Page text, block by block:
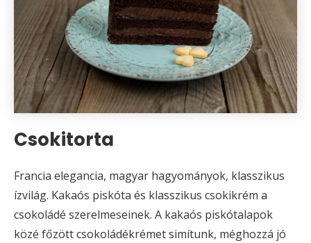
Csokitorta
Francia elegancia, magyar hagyományok, klasszikus
ízvilág. Kakaós piskóta és klasszikus csokikrém a
csokoládé szerelmeseinek. A kakaós piskótalapok
közé főzött csokoládékrémet simítunk, méghozzá jó